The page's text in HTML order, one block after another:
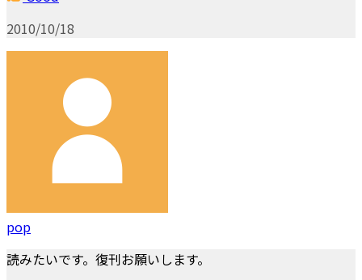
2010/10/18
pop
読みたいです。復刊お願いします。